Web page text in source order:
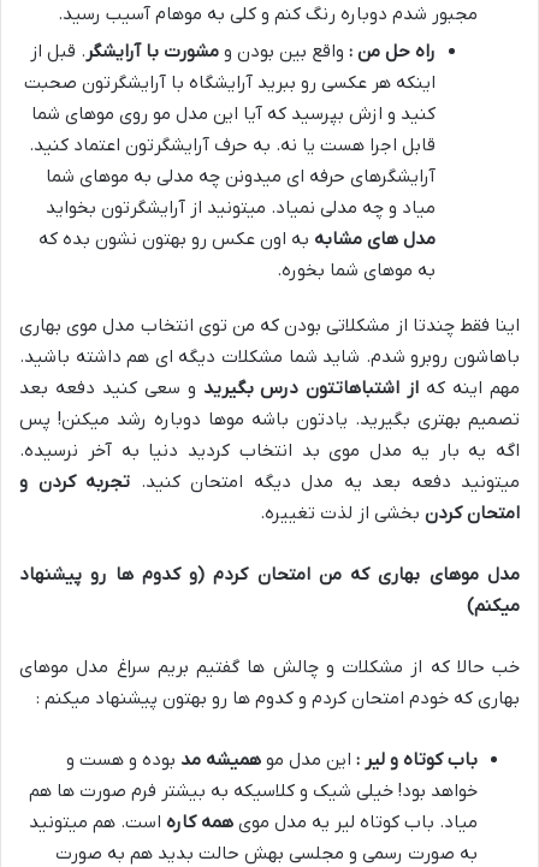
مجبور شدم دوباره رنگ کنم و کلی به موهام آسیب رسید.
راه حل من : واقع بین بودن و مشورت با آرایشگر . قبل از
اینکه هر عکسی رو ببرید آرایشگاه با آرایشگرتون صحبت
کنید و ازش بپرسید که آیا این مدل مو روی موهای شما
قابل اجرا هست یا نه. به حرف آرایشگرتون اعتماد کنید.
آرایشگرهای حرفه ای میدونن چه مدلی به موهای شما
میاد و چه مدلی نمیاد. میتونید از آرایشگرتون بخواید
مدل های مشابه به اون عکس رو بهتون نشون بده که
به موهای شما بخوره.
اینا فقط چندتا از مشکلاتی بودن که من توی انتخاب مدل موی بهاری
باهاشون روبرو شدم. شاید شما مشکلات دیگه ای هم داشته باشید.
مهم اینه که از اشتباهاتتون درس بگیرید و سعی کنید دفعه بعد
تصمیم بهتری بگیرید. یادتون باشه موها دوباره رشد میکنن! پس
اگه یه بار یه مدل موی بد انتخاب کردید دنیا به آخر نرسیده.
میتونید دفعه بعد یه مدل دیگه امتحان کنید. تجربه کردن و
امتحان کردن بخشی از لذت تغییره.
مدل موهای بهاری که من امتحان کردم (و کدوم ها رو پیشنهاد
میکنم)
خب حالا که از مشکلات و چالش ها گفتیم بریم سراغ مدل موهای
بهاری که خودم امتحان کردم و کدوم ها رو بهتون پیشنهاد میکنم :
باب کوتاه و لیر : این مدل مو همیشه مد بوده و هست و
خواهد بود! خیلی شیک و کلاسیکه به بیشتر فرم صورت ها هم
میاد. باب کوتاه لیر یه مدل موی همه کاره است. هم میتونید
به صورت رسمی و مجلسی بهش حالت بدید هم به صورت